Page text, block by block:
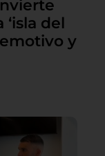
del
y